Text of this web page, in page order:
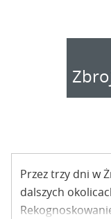
Przez trzy dni w
dalszych